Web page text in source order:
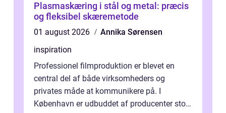
Plasmaskæring i stål og metal: præcis
og fleksibel skæremetode
01 august 2026
Annika Sørensen
inspiration
Professionel filmproduktion er blevet en
central del af både virksomheders og
privates måde at kommunikere på. I
København er udbuddet af producenter stort,